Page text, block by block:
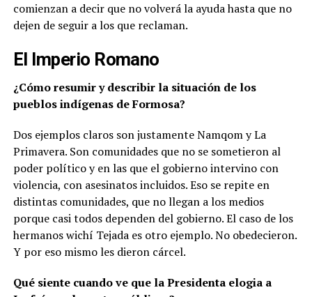
comienzan a decir que no volverá la ayuda hasta que no
dejen de seguir a los que reclaman.
El Imperio Romano
¿Cómo resumir y describir la situación de los
pueblos indígenas de Formosa?
Dos ejemplos claros son justamente Namqom y La
Primavera. Son comunidades que no se sometieron al
poder político y en las que el gobierno intervino con
violencia, con asesinatos incluidos. Eso se repite en
distintas comunidades, que no llegan a los medios
porque casi todos dependen del gobierno. El caso de los
hermanos wichí Tejada es otro ejemplo. No obedecieron.
Y por eso mismo les dieron cárcel.
Qué siente cuando ve que la Presidenta elogia a